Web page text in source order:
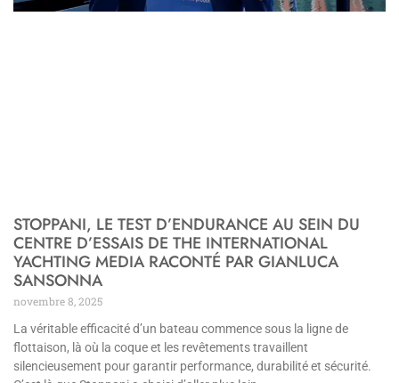
STOPPANI, LE TEST D’ENDURANCE AU SEIN DU
CENTRE D’ESSAIS DE THE INTERNATIONAL
YACHTING MEDIA RACONTÉ PAR GIANLUCA
SANSONNA
novembre 8, 2025
La véritable efficacité d’un bateau commence sous la ligne de
flottaison, là où la coque et les revêtements travaillent
silencieusement pour garantir performance, durabilité et sécurité.